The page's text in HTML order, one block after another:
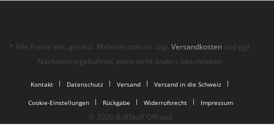
* Alle Preise inkl. gesetzl. Mehrwertsteuer zzgl.Versandkosten und ggf.
Nachnahmegebühren, wenn nicht anders beschrieben
Kontakt Datenschutz Versand Versand in die Schweiz
Cookie-Einstellungen Rückgabe Widerrufsrecht Impressum
© 2026 BullStuff Offroad